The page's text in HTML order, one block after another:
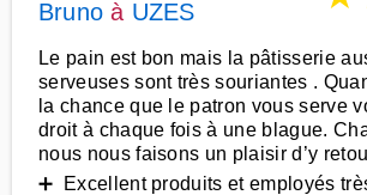
Bruno à UZES
Le pain est bon mais la pâtisserie
serveuses sont très souriantes .
la chance que le patron vous serve
droit à chaque fois à une blague.
nous nous faisons un plaisir d’y
➕ Excellent produits et employés